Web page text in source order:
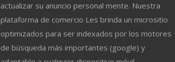
actualizar su anuncio personal mente. Nuestra
plataforma de comercio Les brinda un micrositio
optimizados para ser indexados por los motores
de búsqueda más importantes (google) y